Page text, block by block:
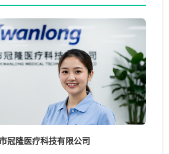
冠隆医疗科技有限公司